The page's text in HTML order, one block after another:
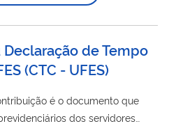
de Tempo
(CTC - UFES)
é o documento que
dos servidores